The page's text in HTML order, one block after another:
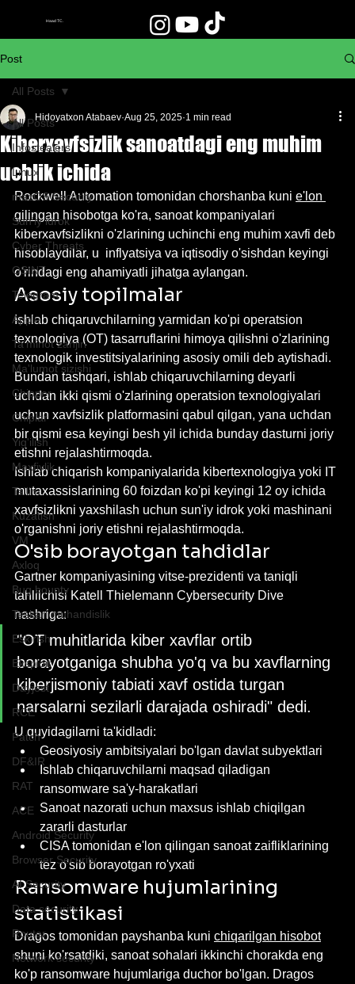
Haad TC.
Post
All Posts
Infostealers
Linux
macOS Security
Sun'iy idrok
Cyber Threats
OSINT
Telegram
Apple
Ta'minot zanjiri
Ma'lumot sizishi
Chipper
Chiplar
Yig'ilish
Maxfiylik
Ta'lim
Kuzatish
VM
Axloq
Bug bounty
Teskari muhandislik
Eskirish
Eksploit
Dayjest
RCE
Patch
DF&IR
RAT
ACE
Android Security
Browser Security
AI Security
Data security
Router
Network security
All Posts
Kiberxavfsizlik sanoatdagi eng muhim
uchlik ichida
Hidoyatxon Atabaev Aug 25, 2025 1 min read
Rockwell Automation tomonidan chorshanba kuni e'lon
qilingan hisobotga ko'ra, sanoat kompaniyalari
kiberxavfsizlikni o'zlarining uchinchi eng muhim xavfi deb
hisoblaydilar, u  inflyatsiya va iqtisodiy o'sishdan keyingi
o'rindagi eng ahamiyatli jihatga aylangan.
Asosiy topilmalar
Ishlab chiqaruvchilarning yarmidan ko'pi operatsion
texnologiya (OT) tasarruflarini himoya qilishni o'zlarining
texnologik investitsiyalarining asosiy omili deb aytishadi.
Bundan tashqari, ishlab chiqaruvchilarning deyarli
uchdan ikki qismi o'zlarining operatsion texnologiyalari
uchun xavfsizlik platformasini qabul qilgan, yana uchdan
bir qismi esa keyingi besh yil ichida bunday dasturni joriy
etishni rejalashtirmoqda.
Ishlab chiqarish kompaniyalarida kibertexnologiya yoki IT
mutaxassislarining 60 foizdan ko'pi keyingi 12 oy ichida
xavfsizlikni yaxshilash uchun sun'iy idrok yoki mashinani
o'rganishni joriy etishni rejalashtirmoqda.
O'sib borayotgan tahdidlar
Gartner kompaniyasining vitse-prezidenti va taniqli
tahlilchisi Katell Thielemann Cybersecurity Dive
nashrigа:
"OT muhitlarida kiber xavflar ortib
borayotganiga shubha yo'q va bu xavflarning
kiberjismoniy tabiati xavf ostida turgan
narsalarni sezilarli darajada oshiradi" dedi.
U quyidagilarni ta'kidladi:
Geosiyosiy ambitsiyalari bo'lgan davlat subyektlari
Ishlab chiqaruvchilarni maqsad qiladigan
ransomware sa'y-harakatlari
Sanoat nazorati uchun maxsus ishlab chiqilgan
zararli dasturlar
CISA tomonidan e'lon qilingan sanoat zaifliklarining
tez o'sib borayotgan ro'yxati
Ransomware hujumlarining
statistikasi
Dragos tomonidan payshanba kuni chiqarilgan hisobot
shuni ko'rsatdiki, sanoat sohalari ikkinchi chorakda eng
ko'p ransomware hujumlariga duchor bo'lgan. Dragos